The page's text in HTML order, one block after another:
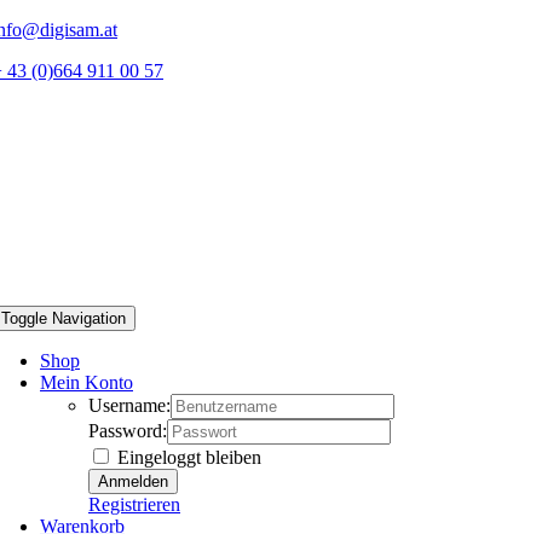
Zum
springen
43 (0)664 911 00 57
Toggle Navigation
Shop
Mein Konto
Username:
Password:
Eingeloggt bleiben
Registrieren
Warenkorb